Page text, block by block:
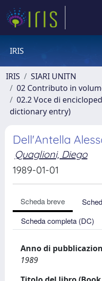
IRIS
IRIS
SIARI UNITN
02 Contributo in
02.2 Voce di
dictionary entry)
Dell'Antella
Quaglioni, Diego
1989-01-01
Scheda breve
Scheda completa (DC)
Anno di
1989